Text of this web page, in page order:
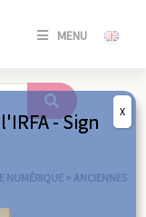
MENU
SE
/
NUMÉRIQUE > ANCIENNES
- Sign
X